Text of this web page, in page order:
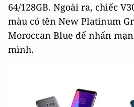
64/128GB. Ngoài ra, chiếc
màu có tên New Platinum
Moroccan Blue để nhấn
mình.